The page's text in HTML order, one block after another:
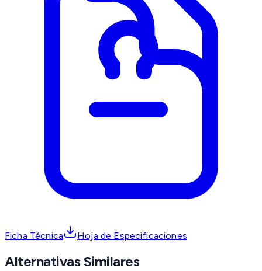
Ficha Técnica Hoja de Especificaciones
Alternativas Similares